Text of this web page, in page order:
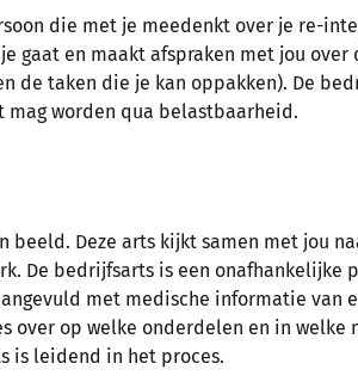
die met je meedenkt over je re-
gaat en maakt afspraken met jou over
de taken die je kan oppakken). De
mag worden qua belastbaarheid.
Deze arts kijkt samen met jou
De bedrijfsarts is een onafhankelijke
met medische informatie van
over op welke onderdelen en in welke
is leidend in het proces.